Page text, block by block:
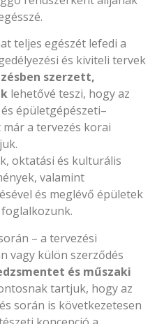
teljes egészét lefedi a
és kiviteli tervek
szerzett,
lehetővé teszi, hogy az
épületgépészeti–
a tervezés korai
oktatási és kulturális
valamint
és meglévő épületek
– a tervezési
vagy külön szerződés
és műszaki
tartjuk, hogy az
során is következetesen